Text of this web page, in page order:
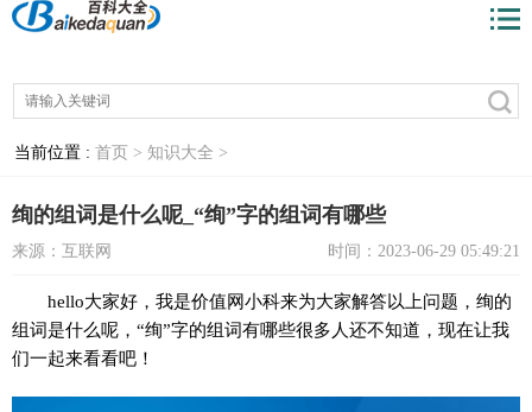
当前位置 : 首页 > 知识大全 >
绚的组词是什么呢_“绚”字的组词有哪些
来源：互联网 时间：2023-06-29 05:49:21
hello大家好，我是价值网小科来为大家解答以上问题，绚的
组词是什么呢，“绚”字的组词有哪些很多人还不知道，现在让我
们一起来看看吧！